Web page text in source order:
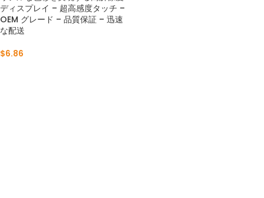
ディスプレイ – 超高感度タッチ –
OEM グレード – 品質保証 – 迅速
な配送
$6.86